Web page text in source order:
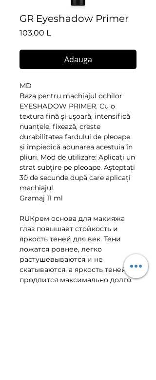
GR Eyeshadow Primer
103,00 L
Adauga
MD
Baza pentru machiajul ochilor
EYESHADOW PRIMER. Cu o
textura fină și ușoară, intensifică
nuanțele, fixează, crește
durabilitatea fardului de pleoape
și împiedică adunarea acestuia în
pliuri. Mod de utilizare: Aplicați un
strat subțire pe pleoape. Așteptați
30 de secunde după care aplicați
machiajul.
Gramaj 11 ml
RUКрем основа для макияжа
глаз повышает стойкость и
яркость теней для век. Тени
ложатся ровнее, легко
растушевываются и не
скатываются, а яркость теней
продлится максимально долго.